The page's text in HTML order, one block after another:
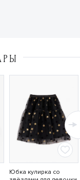
Юбка кулирка со